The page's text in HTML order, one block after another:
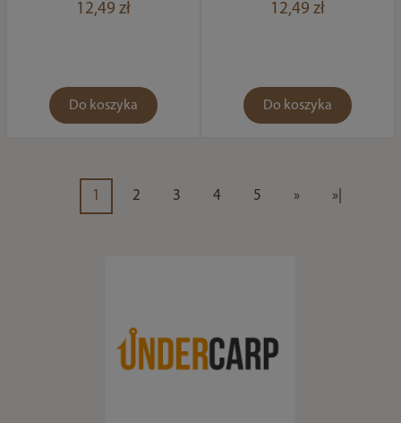
12,49 zł
Do koszyka
12,49 zł
Do koszyka
1 2 3 4 5 » »|